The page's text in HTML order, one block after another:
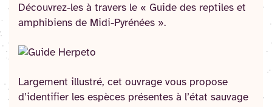
Découvrez-les à travers le « Guide des reptiles et
amphibiens de Midi-Pyrénées ».
Largement illustré, cet ouvrage vous propose
d’identifier les espèces présentes à l’état sauvage